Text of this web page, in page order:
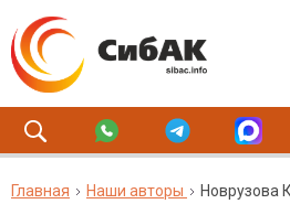
Главная Наши авторы Новрузова